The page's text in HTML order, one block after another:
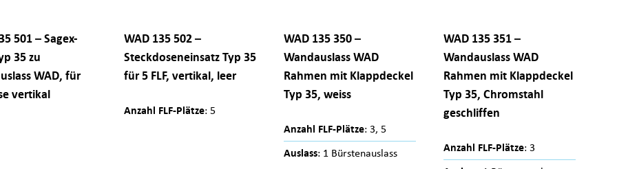
501 – Sagex-
35 zu
WAD, für
vertikal
WAD 135 502 –
Steckdoseneinsatz Typ 35
für 5 FLF, vertikal, leer
Anzahl FLF-Plätze: 5
WAD 135 350 –
Wandauslass WAD
Rahmen mit Klappdeckel
Typ 35, weiss
Anzahl FLF-Plätze: 3, 5
Auslass: 1 Bürstenauslass
WAD 135 351 –
Wandauslass WAD
Rahmen mit Klappdeckel
Typ 35, Chromstahl
geschliffen
Anzahl FLF-Plätze: 3